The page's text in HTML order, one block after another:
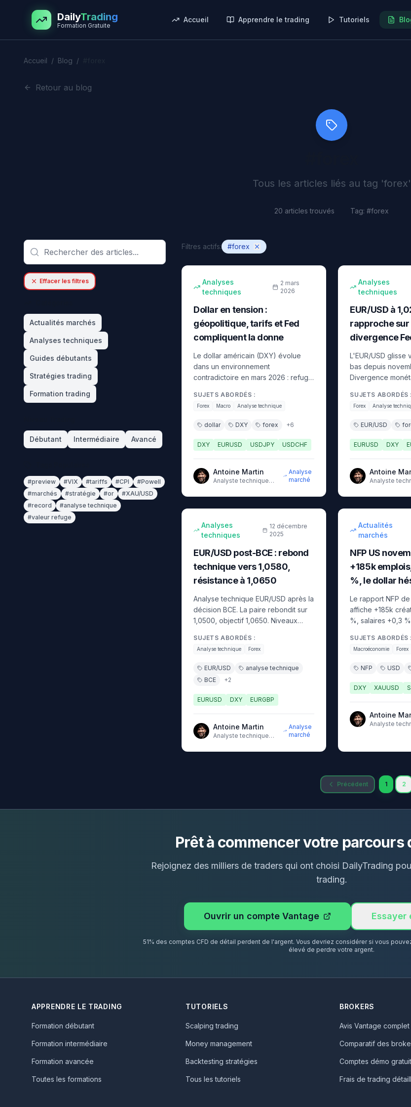
Aller au contenu principal
DailyTrading
Formation Gratuite
Accueil Apprendre le trading Tutoriels
Accueil / Blog /
Retour au blog
Tous les articles liés au tag 'forex'
20 articles trouvés Tag: #forex
Effacer les filtres
Actualités marchés
Analyses techniques
Guides débutants
Stratégies trading
Formation trading
Débutant Intermédiaire Avancé
#preview #VIX #tariffs #CPI #Powell
#marchés #stratégie #or #XAU/USD
#record #analyse technique
#valeur refuge
Filtres actifs: #forex
Analyses
techniques
2 mars
2026
Dollar en tension :
géopolitique, tarifs et Fed
compliquent la donne
Le dollar américain (DXY) évolue
dans un environnement
contradictoire en mars 2026 : refuge
fragilisé par l'incertitude
commerciale et les révisions à la
baisse de la croissance US. Analyse
SUJETS ABORDÉS :
Forex Macro Analyse technique
dollar DXY forex +6
DXY EURUSD USDJPY USDCHF
Antoine Martin
Analyste technique
d'expérience sur les
Analyse
marché
Analyses
techniques
EUR/USD à
rapproche
divergence
L'EUR/USD glisse
bas depuis
Divergence
dollar roi. Support
objectif potentiel
SUJETS ABORDÉS :
Forex Analyse
EUR/USD
EURUSD DXY
Antoine
Analyste
d'expérience
9min
Analyses
techniques
12 décembre
2025
EUR/USD post-BCE : rebond
technique vers 1,0580,
résistance à 1,0650
Analyse technique EUR/USD après la
décision BCE. La paire rebondit sur
1,0500, objectif 1,0650. Niveaux
avant la Fed.
SUJETS ABORDÉS :
Analyse technique Forex
EUR/USD
analyse technique
BCE
+2
EURUSD DXY EURGBP
Antoine Martin
Analyste technique
d'expérience sur les
Analyse
marché
Actualités
marchés
NFP US
+185k
%, le dollar
Le rapport NFP
affiche +185k
%, salaires +0,3
Fed de décembre.
SUJETS ABORDÉS :
Macroéconomie Forex
NFP USD
DXY XAUUSD
Antoine
Analyste
Précédent 1 2
Prêt à commencer votre parcours
Rejoignez des milliers de traders qui ont choisi DailyTrading
trading.
Ouvrir un compte Vantage Essayer
51% des comptes CFD de détail perdent de l'argent. Vous devriez considérer si vous
élevé de perdre votre argent.
APPRENDRE LE TRADING
Formation débutant
Formation intermédiaire
Formation avancée
Toutes les formations
TUTORIELS
Scalping trading
Money management
Backtesting stratégies
Tous les tutoriels
BROKERS
Avis Vantage complet
Comparatif des
Comptes démo
Frais de trading